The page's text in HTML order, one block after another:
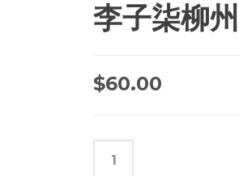
李子柒柳
$60.00